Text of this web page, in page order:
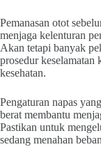
Pemanasan otot
menjaga kelenturan
Akan tetapi banyak
prosedur keselamatan
kesehatan.
Pengaturan napas
berat membantu
Pastikan untuk
sedang menahan